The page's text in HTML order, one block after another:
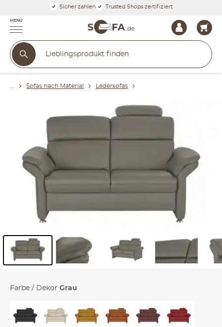
Sicher zahlen Trusted Shops zertifiziert
MENÜ
Sofas nach Material Ledersofas
Farbe / Dekor Grau